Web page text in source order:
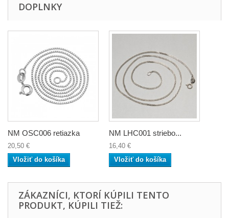
DOPLNKY
NM OSC006 retiazka
20,50 €
Vložiť do košíka
NM LHC001 striebo...
16,40 €
Vložiť do košíka
ZÁKAZNÍCI, KTORÍ KÚPILI TENTO
PRODUKT, KÚPILI TIEŽ: